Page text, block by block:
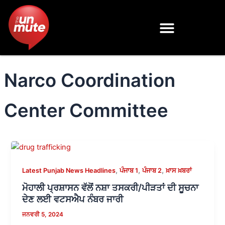
content
Narco Coordination
Center Committee
Latest Punjab News Headlines,ਪੰਜਾਬ 1,ਪੰਜਾਬ 2,ਖ਼ਾਸ ਖ਼ਬਰਾਂ
ਮੋਹਾਲੀ ਪ੍ਰਸ਼ਾਸਨ ਵੱਲੋਂ ਨਸ਼ਾ ਤਸਕਰੀ/ਪੀੜਤਾਂ ਦੀ ਸੂਚਨਾ
ਦੇਣ ਲਈ ਵਟਸਐਪ ਨੰਬਰ ਜਾਰੀ
ਜਨਵਰੀ 5, 2024